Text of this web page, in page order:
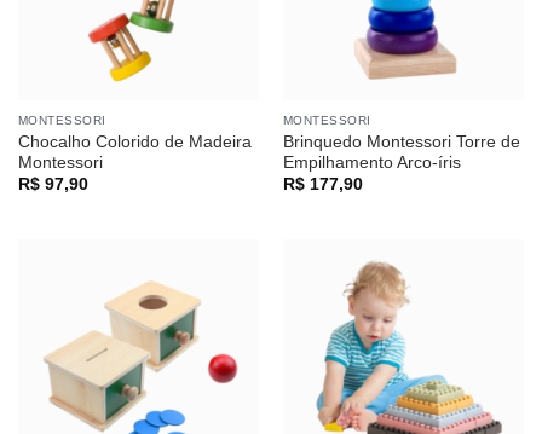
MONTESSORI
Chocalho Colorido de Madeira
Montessori
R$97,90
MONTESSORI
Brinquedo Montessori Torre de
Empilhamento Arco-íris
R$177,90